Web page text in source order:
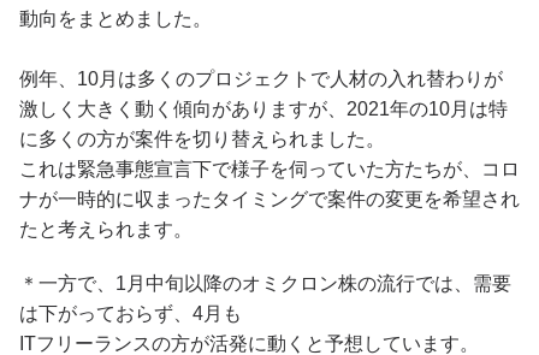
動向をまとめました。
例年、10月は多くのプロジェクトで人材の入れ替わりが
激しく大きく動く傾向がありますが、2021年の10月は特
に多くの方が案件を切り替えられました。
これは緊急事態宣言下で様子を伺っていた方たちが、コロ
ナが一時的に収まったタイミングで案件の変更を希望され
たと考えられます。
＊一方で、1月中旬以降のオミクロン株の流行では、需要
は下がっておらず、4月も
ITフリーランスの方が活発に動くと予想しています。